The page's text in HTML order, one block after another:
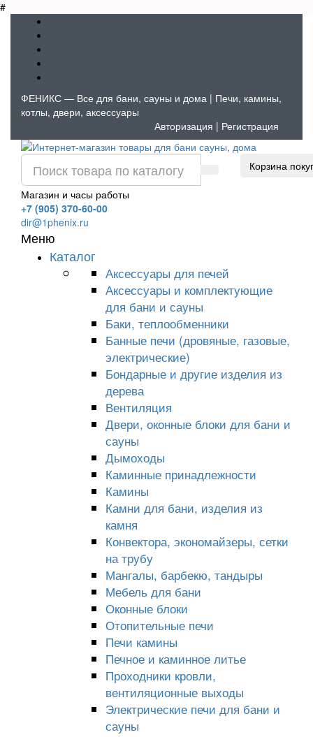
#
ФЕНИКС — Все для бани, сауны и дома | Печи, камины,
котлы, двери, аксессуары
Авторизация | Регистрация
Магазин и часы работы
+7 (905) 370-60-00
dir@1phenix.ru
Корзина
Меню
Каталог
Аксессуары для печей
Аксессуары и комплектующие
для бани и сауны
Баки, теплообменники
Банные печи (дровяные, газовые,
электрические)
Бондарные и другие изделия из
дерева
Вентиляция
Двери, оконные блоки для бани и
сауны
Дымоходы
Каминные принадлежности
Камины
Камни для бани, изделия из
камня
Конвектора, экономайзеры, сетки
на трубу
Мангалы, барбекю, тандыры
Мебель для бани
Оконные блоки
Отопительные печи
Печи камины
Печное и каминное литье
Проходники кровли,
вeнтиляционные выходы
Электрические печи для бани и
сауны